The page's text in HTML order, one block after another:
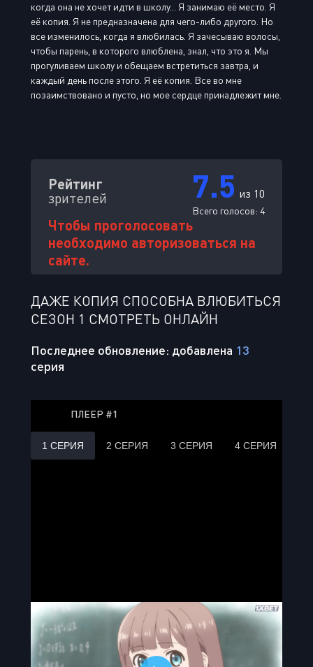
когда она не хочет идти в школу... Я занимаю её место. Я
её копия. Я не предназначена для чего-либо другого. Но
все изменилось, когда я влюбилась. Я зачесываю волосы,
чтобы парень, в которого влюблена, знал, что это я. Мы
прогуливаем школу и обещаем встретиться завтра, и
каждый день после этого. Я её копия. Все во мне
позаимствовано и пусто, но мое сердце принадлежит мне.
Рейтинг
зрителей 7.5 из 10
Всего голосов: 4
Чтобы проголосовать
необходимо авторизоваться на
сайте.
ДАЖЕ КОПИЯ СПОСОБНА ВЛЮБИТЬСЯ
СЕЗОН 1 СМОТРЕТЬ ОНЛАЙН
Последнее обновление: добавлена 13
серия
ПЛЕЕР #1